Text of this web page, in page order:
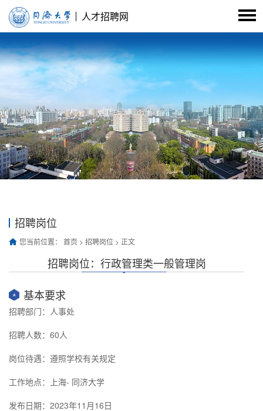
人才招聘网
招聘岗位
您当前位置： 首页 > 招聘岗位 > 正文
招聘岗位：行政管理类一般管理岗
基本要求
招聘部门：人事处
招聘人数：60人
岗位待遇：遵照学校有关规定
工作地点：上海- 同济大学
发布日期：2023年11月16日